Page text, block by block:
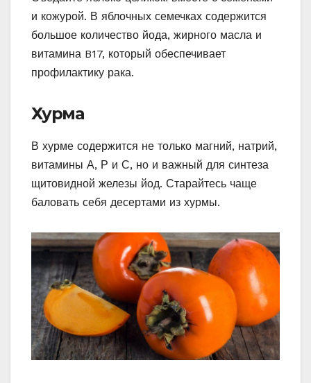
и кожурой. В яблочных семечках содержится
большое количество йода, жирного масла и
витамина B17, который обеспечивает
профилактику рака.
Хурма
В хурме содержится не только магний, натрий,
витамины А, Р и С, но и важный для синтеза
щитовидной железы йод. Старайтесь чаще
баловать себя десертами из хурмы.